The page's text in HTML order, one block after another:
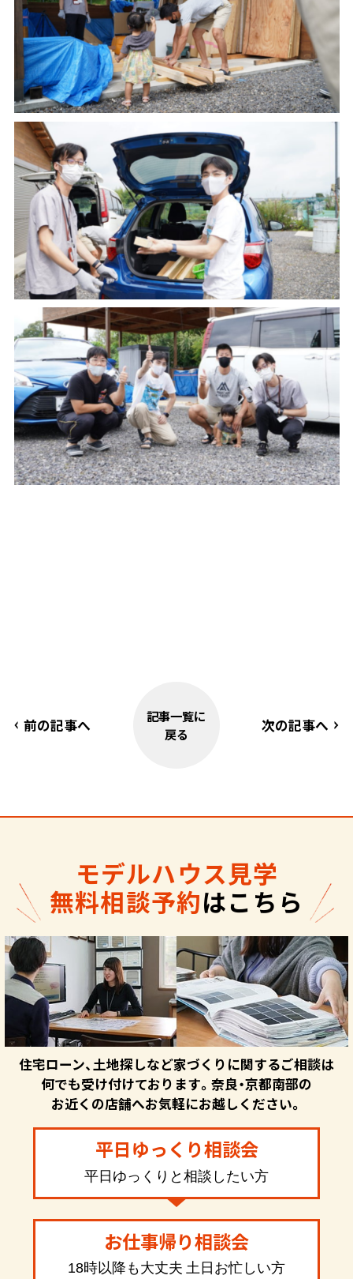
前の記事へ
記事一覧に
戻る
次の記事へ
モデルハウス見学
無料相談予約はこちら
住宅ローン、土地探しなど家づくりに関するご相談は
何でも受け付けております。奈良・京都南部の
お近くの店舗へお気軽にお越しください。
平日ゆっくり相談会
平日ゆっくりと相談したい方
お仕事帰り相談会
18時以降も大丈夫 土日お忙しい方